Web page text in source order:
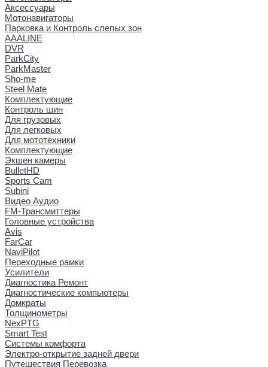
Аксессуары
Мотонавигаторы
Парковка и Контроль слепых зон
AAALINE
DVR
ParkCity
ParkMaster
Sho-me
Steel Mate
Комплектующие
Контроль шин
Для грузовых
Для легковых
Для мототехники
Комплектующие
Экшен камеры
BulletHD
Sports Cam
Subini
Видео Аудио
FM-Трансмиттеры
Головные устройства
Avis
FarCar
NaviPilot
Переходные рамки
Усилители
Диагностика Ремонт
Диагностические компьютеры
Домкраты
Толщинометры
NexPTG
Smart Test
Системы комфорта
Электро-открытие задней двери
Путешествия Перевозка